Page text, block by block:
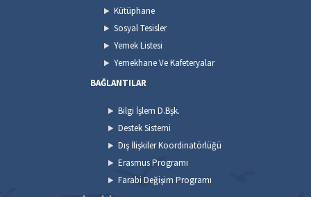
Kütüphane
Sosyal Tesisler
Yemek Listesi
Yemekhane Ve Kafeteryalar
BAĞLANTILAR
Bilgi İşlem D.Bşk.
Destek Sistemi
Dış İlişkiler Koordinatörlüğü
Erasmus Programı
Farabi Değişim Programı